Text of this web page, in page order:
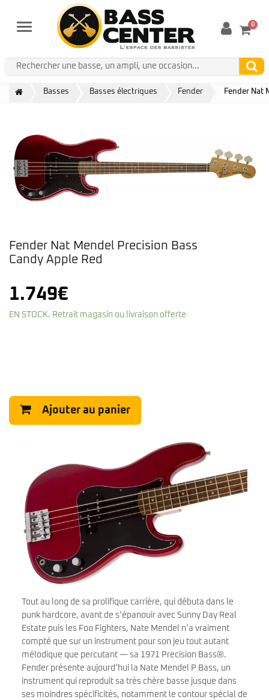
Menu 0
Basses Basses électriques Fender Fender Nat
Fender Nat Mendel Precision Bass
Candy Apple Red
1.749€
EN STOCK. Retrait magasin ou livraison offerte
Ajouter au panier
Tout au long de sa prolifique carrière, qui débuta dans le
punk hardcore, avant de s’épanouir avec Sunny Day Real
Estate puis les Foo Fighters, Nate Mendel n’a vraiment
compté que sur un instrument pour son jeu tout autant
mélodique que percutant — sa 1971 Precision Bass®.
Fender présente aujourd’hui la Nate Mendel P Bass, un
instrument qui reproduit sa très chère basse jusque dans
ses moindres spécificités, notamment le contour spécial de